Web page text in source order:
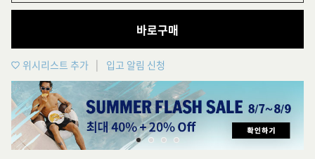
바로구매
위시리스트 추가 입고 알림 신청